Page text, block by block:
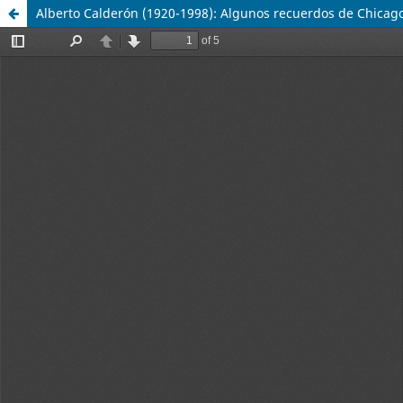
Alberto Calderón (1920-1998): Algunos recuerdos de